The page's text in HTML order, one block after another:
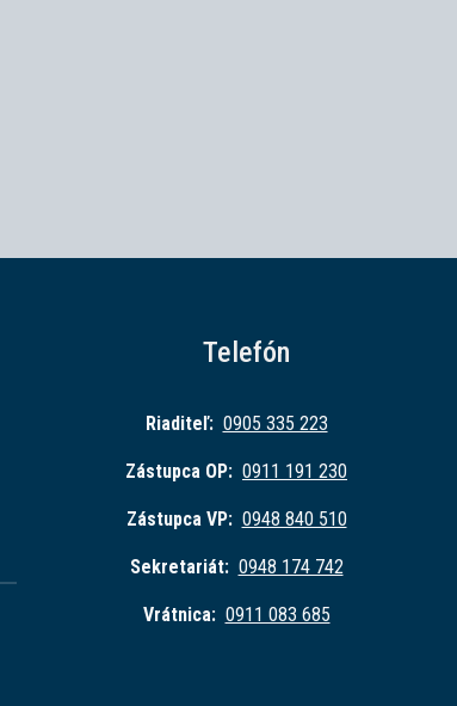
Telefón
Riaditeľ: 0905 335 223
Zástupca OP: 0911 191 230
Zástupca VP: 0948 840 510
Sekretariát: 0948 174 742
Vrátnica: 0911 083 685